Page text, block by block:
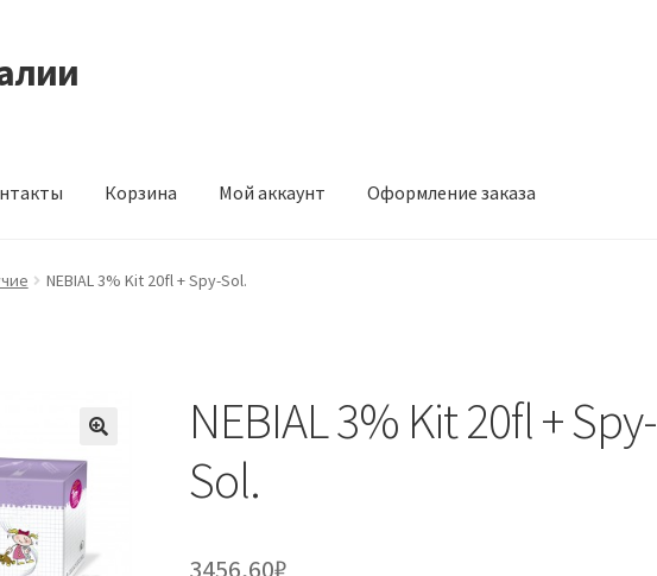
Корзина Мой аккаунт Оформление заказа
КорзинаМой аккаунт Оформление заказа
NEBIAL 3% Kit 20fl + Spy-Sol.
NEBIAL 3% Kit 20fl + Spy-
Sol.
3456,60₽